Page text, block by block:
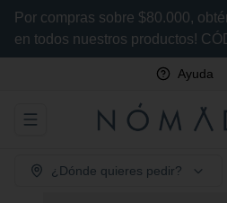
Por compras sobre $80.000,
en todos nuestros productos!
Ayuda
Abrir menu de navegación
¿Dónde quieres pedir?